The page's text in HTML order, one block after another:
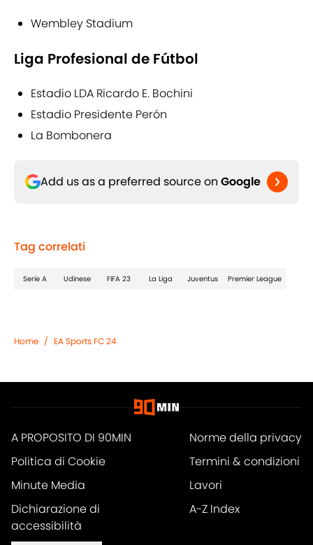
Wembley Stadium
Liga Profesional de Fútbol
Estadio LDA Ricardo E. Bochini
Estadio Presidente Perón
La Bombonera
Add us as a preferred source on Google
Tag correlati
Serie A Udinese FIFA 23 La Liga Juventus Premier League
Home / EA Sports FC 24
A PROPOSITO DI 90MIN
Norme della privacy
Politica di Cookie
Termini & condizioni
Minute Media
Lavori
Dichiarazione di
accessibilità
A-Z Index